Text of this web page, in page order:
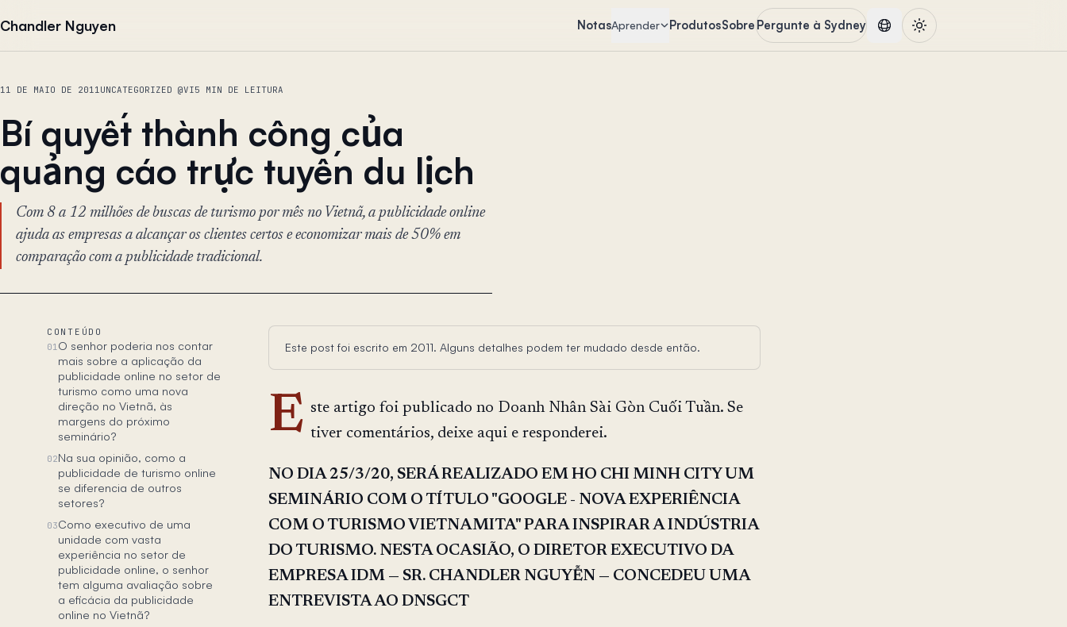
Chandler Nguyen NotasAprender ProdutosSobrePergunte à Sydney
11 DE MAIO DE 2011UNCATEGORIZED @VI5 MIN DE LEITURA
Bí quyết thành công của
quảng cáo trực tuyến du lịch
Com 8 a 12 milhões de buscas de turismo por mês no Vietnã, a publicidade online
ajuda as empresas a alcançar os clientes certos e economizar mais de 50% em
comparação com a publicidade tradicional.
CONTEÚDO
01O senhor poderia nos contar
mais sobre a aplicação da
publicidade online no setor de
turismo como uma nova
direção no Vietnã, às
margens do próximo
seminário?
02Na sua opinião, como a
publicidade de turismo online
se diferencia de outros
setores?
03Como executivo de uma
unidade com vasta
experiência no setor de
publicidade online, o senhor
tem alguma avaliação sobre
a eficácia da publicidade
online no Vietnã?
Este post foi escrito em 2011. Alguns detalhes podem ter mudado desde então.
E ste artigo foi publicado no Doanh Nhân Sài Gòn Cuối Tuần. Se
tiver comentários, deixe aqui e responderei.
NO DIA 25/3/20, SERÁ REALIZADO EM HO CHI MINH CITY UM
SEMINÁRIO COM O TÍTULO "GOOGLE - NOVA EXPERIÊNCIA
COM O TURISMO VIETNAMITA" PARA INSPIRAR A INDÚSTRIA
DO TURISMO. NESTA OCASIÃO, O DIRETOR EXECUTIVO DA
EMPRESA IDM — SR. CHANDLER NGUYỄN — CONCEDEU UMA
ENTREVISTA AO DNSGCT